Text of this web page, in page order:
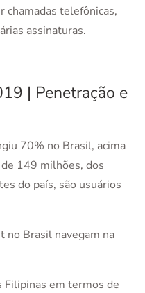
chamadas telefônicas,
assinaturas.
| Penetração e
70% no Brasil, acima
149 milhões, dos
do país, são usuários
no Brasil navegam na
Filipinas em termos de